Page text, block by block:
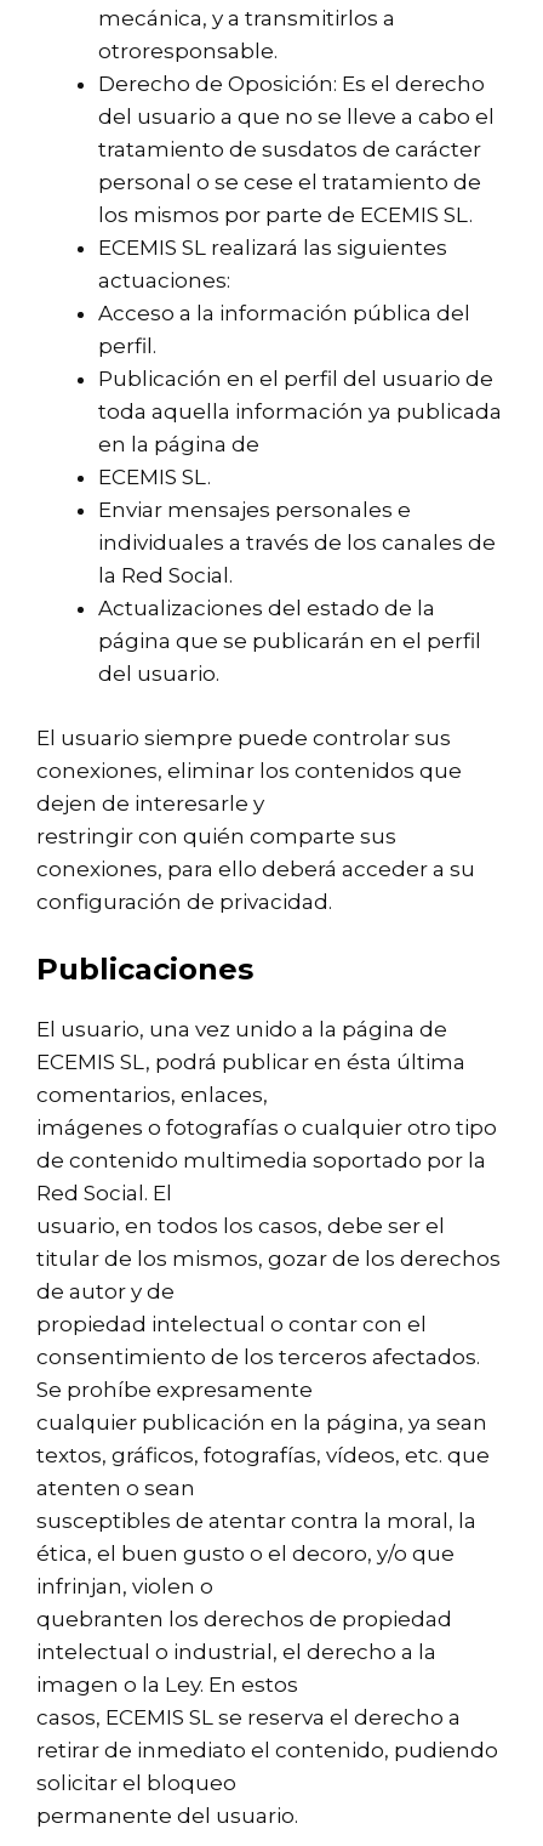
mecánica, y a transmitirlos a
otroresponsable.
Derecho de Oposición: Es el derecho
del usuario a que no se lleve a cabo el
tratamiento de susdatos de carácter
personal o se cese el tratamiento de
los mismos por parte de ECEMIS SL.
ECEMIS SL realizará las siguientes
actuaciones:
Acceso a la información pública del
perfil.
Publicación en el perfil del usuario de
toda aquella información ya publicada
en la página de
ECEMIS SL.
Enviar mensajes personales e
individuales a través de los canales de
la Red Social.
Actualizaciones del estado de la
página que se publicarán en el perfil
del usuario.
El usuario siempre puede controlar sus
conexiones, eliminar los contenidos que
dejen de interesarle y
restringir con quién comparte sus
conexiones, para ello deberá acceder a su
configuración de privacidad.
Publicaciones
El usuario, una vez unido a la página de
ECEMIS SL, podrá publicar en ésta última
comentarios, enlaces,
imágenes o fotografías o cualquier otro tipo
de contenido multimedia soportado por la
Red Social. El
usuario, en todos los casos, debe ser el
titular de los mismos, gozar de los derechos
de autor y de
propiedad intelectual o contar con el
consentimiento de los terceros afectados.
Se prohíbe expresamente
cualquier publicación en la página, ya sean
textos, gráficos, fotografías, vídeos, etc. que
atenten o sean
susceptibles de atentar contra la moral, la
ética, el buen gusto o el decoro, y/o que
infrinjan, violen o
quebranten los derechos de propiedad
intelectual o industrial, el derecho a la
imagen o la Ley. En estos
casos, ECEMIS SL se reserva el derecho a
retirar de inmediato el contenido, pudiendo
solicitar el bloqueo
permanente del usuario.